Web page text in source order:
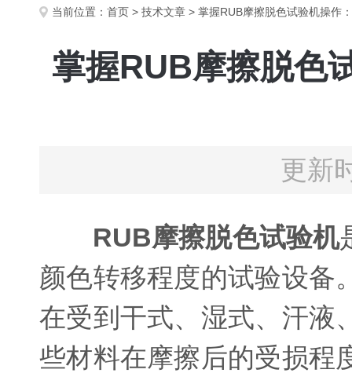
当前位置： 首页 > 技术文章 > 掌握RUB摩擦脱色试验机操作
掌握RUB摩擦脱色
更新
RUB摩擦脱色试验机
颜色转移程度的试验设备
在受到干式、湿式、汗液
些材料在摩擦后的受损程